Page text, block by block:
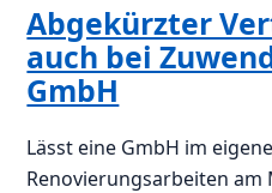
Abgekürzter
auch bei
GmbH
Lässt eine GmbH im
Renovierungsarbeiten am